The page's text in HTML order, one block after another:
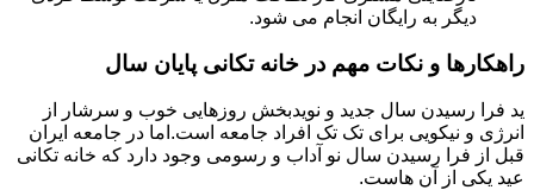
دیگر به رایگان انجام می شود.
راهکارها و نکات مهم در خانه تکانی پایان سال
ید فرا رسیدن سال جدید و نویدبخش روزهایی خوب و سرشار از
انرژی و نیکویی برای تک تک افراد جامعه است.اما در جامعه ایران
قبل از فرا رسیدن سال نو آداب و رسومی وجود دارد که خانه تکانی
عید یکی از آن هاست.